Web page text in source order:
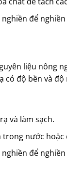
để
liệu nông
có độ bền và
và làm sạch.
trong nước hoặc
nghiền để